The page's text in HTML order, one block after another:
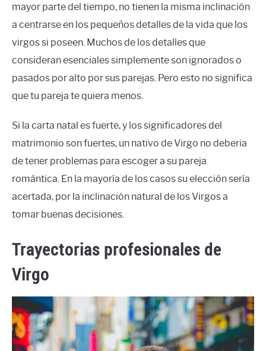
mayor parte del tiempo, no tienen la misma inclinación
a centrarse en los pequeños detalles de la vida que los
virgos si poseen. Muchos de los detalles que
consideran esenciales simplemente son ignorados o
pasados por alto por sus parejas. Pero esto no significa
que tu pareja te quiera menos.
Si la carta natal es fuerte, y los significadores del
matrimonio son fuertes, un nativo de Virgo no deberia
de tener problemas para escoger a su pareja
romántica. En la mayoría de los casos su elección sería
acertada, por la inclinación natural de los Virgos a
tomar buenas decisiones.
Trayectorias profesionales de
Virgo